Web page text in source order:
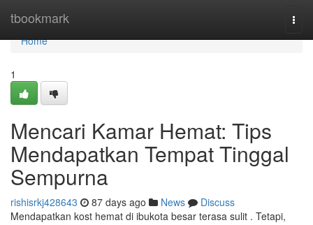
tbookmark
Home
Home
1
Mencari Kamar Hemat: Tips
Mendapatkan Tempat Tinggal
Sempurna
rishisrkj428643 87 days ago News
Discuss
Mendapatkan kost hemat di ibukota besar terasa sulit . Tetapi,